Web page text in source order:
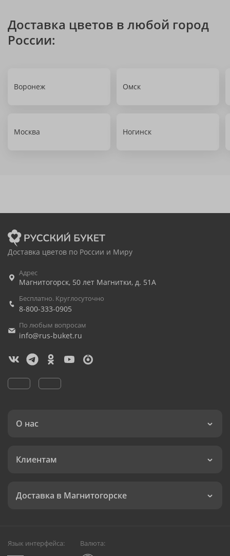
Доставка цветов в любой город
России:
Воронеж Омск
Москва Ногинск
Доставка цветов по России и Миру
Адрес
Магнитогорск, 50 лет Магнитки, д. 51А
Бесплатно. Круглосуточно
8-800-333-0905
По любым вопросам
info@rus-buket.ru
О нас
Клиентам
Доставка в Магнитогорске
Язык интерфейса: Валюта: